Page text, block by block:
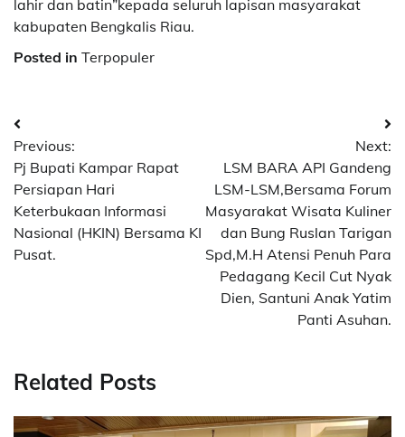
lahir dan batin”kepada seluruh lapisan masyarakat
kabupaten Bengkalis Riau.
Posted in Terpopuler
Navigasi
pos
Previous:
Pj Bupati Kampar Rapat
Persiapan Hari
Keterbukaan Informasi
Nasional (HKIN) Bersama KI
Pusat.
Next:
LSM BARA API Gandeng
LSM-LSM,Bersama Forum
Masyarakat Wisata Kuliner
dan Bung Ruslan Tarigan
Spd,M.H Atensi Penuh Para
Pedagang Kecil Cut Nyak
Dien, Santuni Anak Yatim
Panti Asuhan.
Related Posts